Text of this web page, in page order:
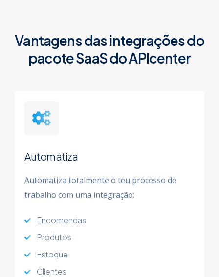
Vantagens das integrações do
pacoteSaaSdo APIcenter
Automatiza
Automatiza totalmente o teu processo de
trabalho com uma integração:
Encomendas
Produtos
Estoque
Clientes